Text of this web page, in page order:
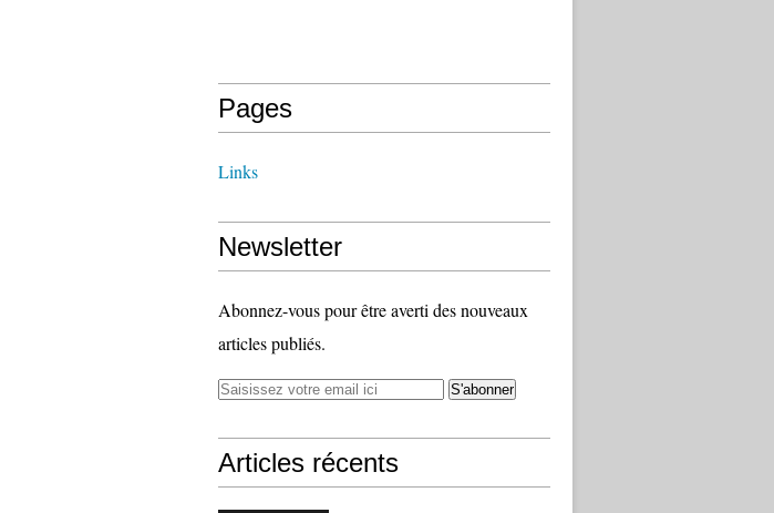
Pages
Links
Newsletter
Abonnez-vous pour être averti des nouveaux
articles publiés.
Articles récents